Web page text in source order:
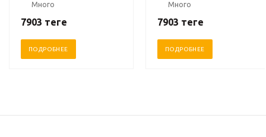
Много
7903 теңге
ПОДРОБНЕЕ
Много
7903 теңге
ПОДРОБНЕЕ